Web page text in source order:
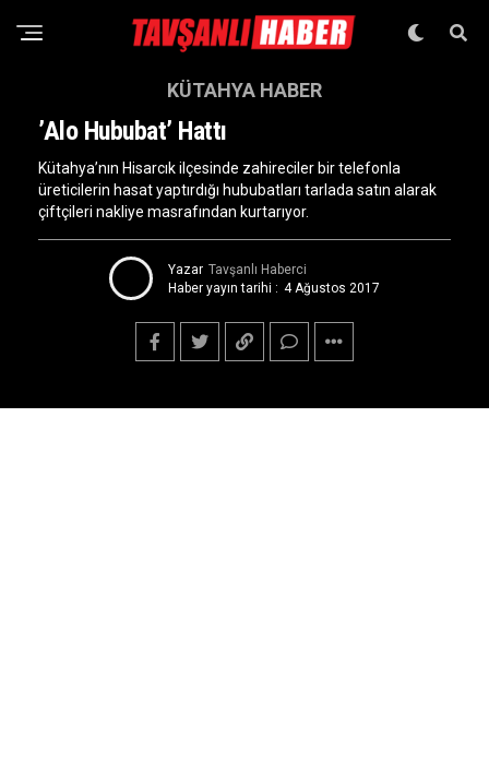
KÜTAHYA HABER
’Alo Hububat’ Hattı
Kütahya’nın Hisarcık ilçesinde zahireciler bir telefonla
üreticilerin hasat yaptırdığı hububatları tarlada satın alarak
çiftçileri nakliye masrafından kurtarıyor.
Yazar Tavşanlı Haberci
Haber yayın tarihi : 4 Ağustos 2017